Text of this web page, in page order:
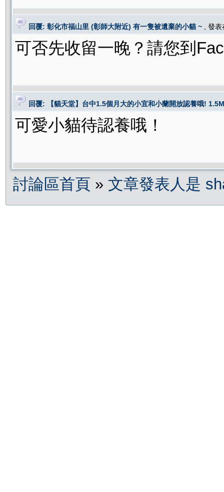
回覆: 彰化市福山里 (彰師大附近) 有一隻被遺棄的小貓 ~ , 發
可否先收留一晚？請您到
回覆: 【貓天堂】台中1.5個月大的小宜和小蘭開放認養哦!
可愛小貓待認養哦！
討論區首頁 » 文章發表人是